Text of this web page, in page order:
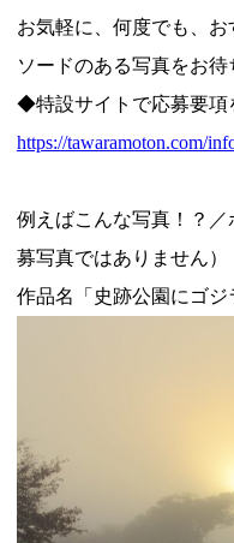
お気軽に、何度でも、
ソードのある写真をお待
◆特設サイトで応募要項
https://tawaramoton.com/
例えばこんな写真！？
募写真ではありません）
作品名「史跡公園にゴジ